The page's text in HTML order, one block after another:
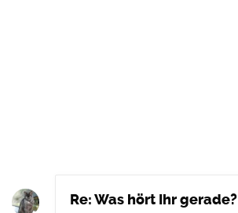
Re: Was hört Ihr gerade?